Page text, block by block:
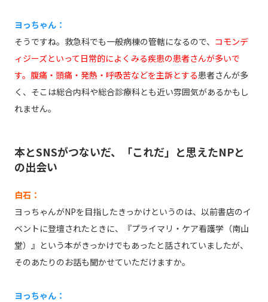
ヨっちゃん：
そうですね。救急科でも一般病棟の管轄になるので、 コモンデ
ィジーズといって日常的によくみる疾患の患者さんが多いで
す。腹痛・頭痛・発熱・呼吸苦などを主訴とする患者さんが多
く、そこは総合内科や総合診療科とも近い雰囲気があるかもし
れません。
本とSNSがつないだ、「これだ」と思えたNPと
の出会い
白石：
ヨっちゃんがNPを目指したきっかけというのは、以前書店のイ
ベントに登壇されたときに、『プライマリ・ケア看護学（南山
堂）』という本がきっかけでもあったと話されていましたが、
そのあたりのお話も聞かせていただけますか。
ヨっちゃん：